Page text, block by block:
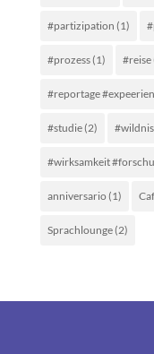
#partizipation (1)
#prozess(1) #reise
#reportage
#studie(2)
#wirksamkeit
anniversario (1)
Sprachlounge(2)